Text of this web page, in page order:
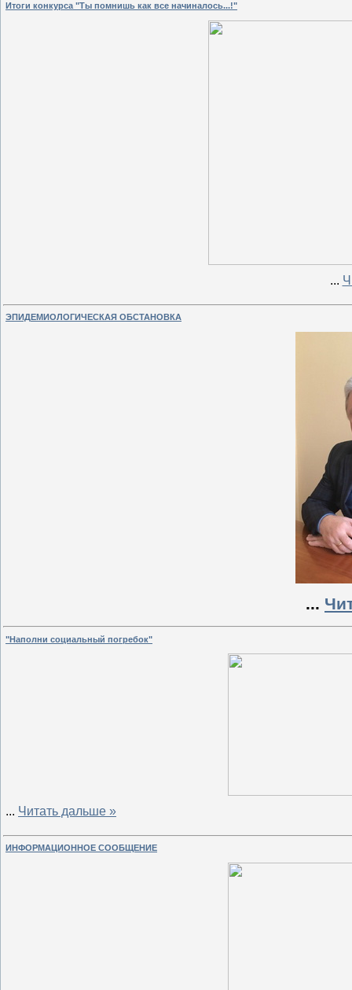
Итоги конкурса "Ты помнишь как все начиналось...!"
...
ЭПИДЕМИОЛОГИЧЕСКАЯ ОБСТАНОВКА
...
"Наполни социальный погребок"
... Читать дальше »
ИНФОРМАЦИОННОЕ СООБЩЕНИЕ